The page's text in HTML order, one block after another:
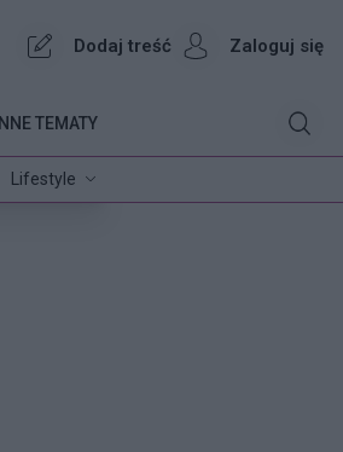
Dodaj treść Zaloguj się
Lifestyle
INNE TEMATY